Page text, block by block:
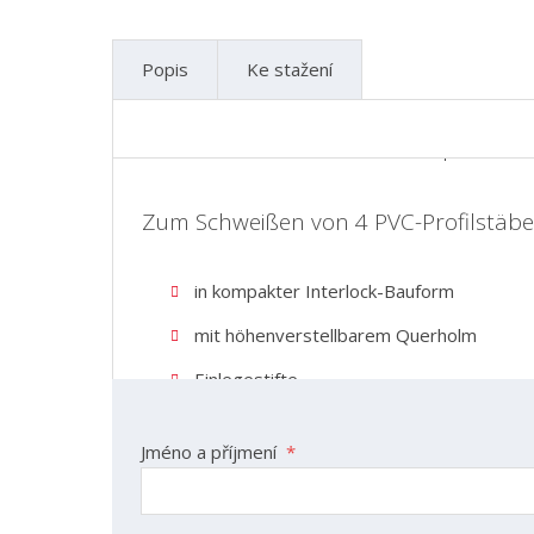
Popis
Zum Schweißen von 4 PVC-
in kompakter Interlock-Bauform
mit höhenverstellbarem Querholm
Einlegestifte
Niro-Sichtflächenmesser (Spalt 1,2 mm )
Fügedruck einstellbar
Ke stažení
Kontaktní formulář
Jméno a příjmení *